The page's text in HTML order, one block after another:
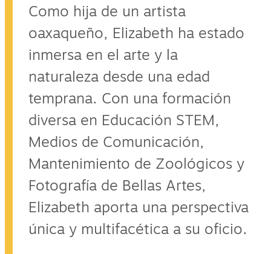
Como hija de un artista
oaxaqueño, Elizabeth ha estado
inmersa en el arte y la
naturaleza desde una edad
temprana. Con una formación
diversa en Educación STEM,
Medios de Comunicación,
Mantenimiento de Zoológicos y
Fotografía de Bellas Artes,
Elizabeth aporta una perspectiva
única y multifacética a su oficio.